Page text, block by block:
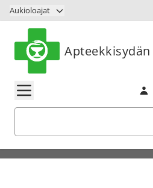
Siirry sisältöön
Aukioloajat
Apteekkisydän